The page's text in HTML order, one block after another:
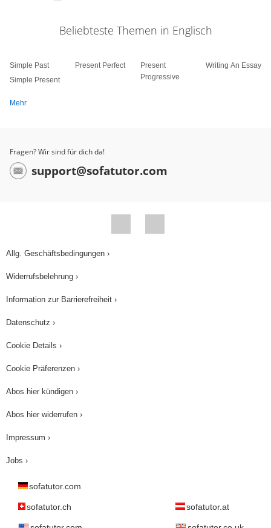
Beliebteste Themen in Englisch
Simple Past
Simple Present
Present Perfect
Present
Progressive
Writing An Essay
Mehr
Fragen? Wir sind für dich da!
support@sofatutor.com
Allg. Geschäftsbedingungen ›
Widerrufsbelehrung ›
Information zur Barrierefreiheit ›
Datenschutz ›
Cookie Details ›
Cookie Präferenzen ›
Abos hier kündigen ›
Abos hier widerrufen ›
Impressum ›
Jobs ›
sofatutor.com
sofatutor.ch sofatutor.at